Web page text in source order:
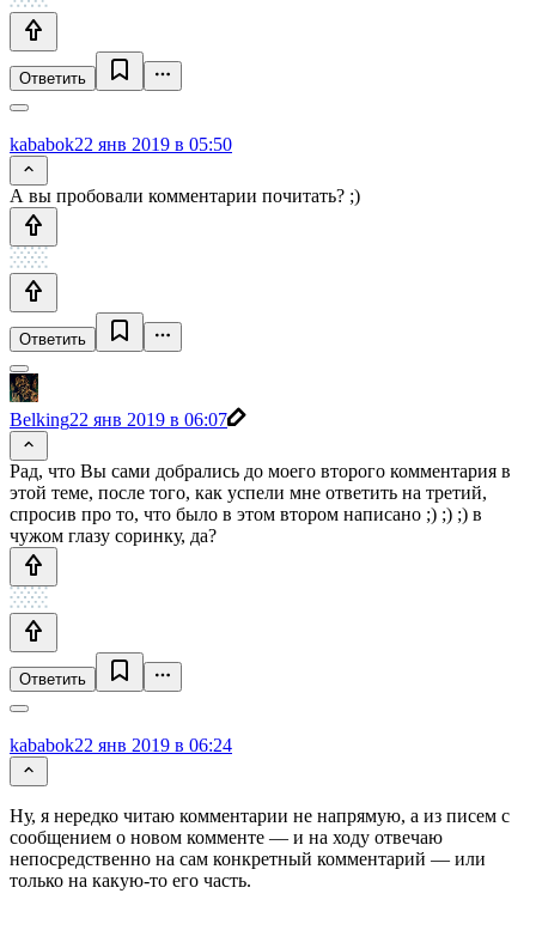
Ответить
kababok22 янв 2019 в 05:50
А вы пробовали комментарии почитать? ;)
Ответить
Belking22 янв 2019 в 06:07
Рад, что Вы сами добрались до моего второго комментария в
этой теме, после того, как успели мне ответить на третий,
спросив про то, что было в этом втором написано ;) ;) ;) в
чужом глазу соринку, да?
Ответить
kababok22 янв 2019 в 06:24
Ну, я нередко читаю комментарии не напрямую, а из писем с
сообщением о новом комменте — и на ходу отвечаю
непосредственно на сам конкретный комментарий — или
только на какую-то его часть.